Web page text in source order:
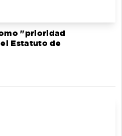
"prioridad
Estatuto de